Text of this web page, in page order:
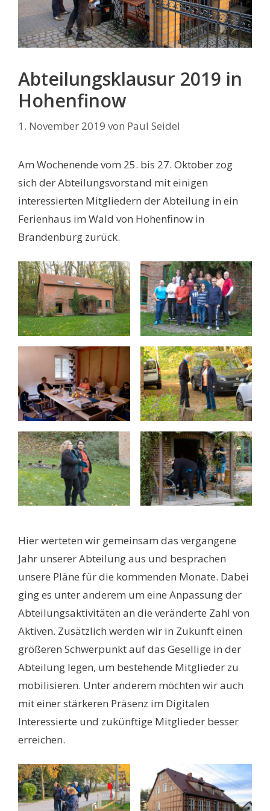
Abteilungsklausur 2019 in
Hohenfinow
1. November 2019 von Paul Seidel
Am Wochenende vom 25. bis 27. Oktober zog
sich der Abteilungsvorstand mit einigen
interessierten Mitgliedern der Abteilung in ein
Ferienhaus im Wald von Hohenfinow in
Brandenburg zurück.
Hier werteten wir gemeinsam das vergangene
Jahr unserer Abteilung aus und besprachen
unsere Pläne für die kommenden Monate. Dabei
ging es unter anderem um eine Anpassung der
Abteilungsaktivitäten an die veränderte Zahl von
Aktiven. Zusätzlich werden wir in Zukunft einen
größeren Schwerpunkt auf das Gesellige in der
Abteilung legen, um bestehende Mitglieder zu
mobilisieren. Unter anderem möchten wir auch
mit einer stärkeren Präsenz im Digitalen
Interessierte und zukünftige Mitglieder besser
erreichen.